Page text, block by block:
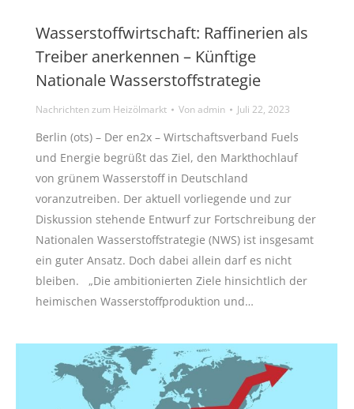
Wasserstoffwirtschaft: Raffinerien als
Treiber anerkennen – Künftige
Nationale Wasserstoffstrategie
Nachrichten zum Heizölmarkt Vonadmin Juli 22, 2023
Berlin (ots) – Der en2x – Wirtschaftsverband Fuels
und Energie begrüßt das Ziel, den Markthochlauf
von grünem Wasserstoff in Deutschland
voranzutreiben. Der aktuell vorliegende und zur
Diskussion stehende Entwurf zur Fortschreibung der
Nationalen Wasserstoffstrategie (NWS) ist insgesamt
ein guter Ansatz. Doch dabei allein darf es nicht
bleiben. „Die ambitionierten Ziele hinsichtlich der
heimischen Wasserstoffproduktion und…